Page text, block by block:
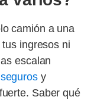
camión a una
ingresos ni
escalan
seguros y
Saber qué